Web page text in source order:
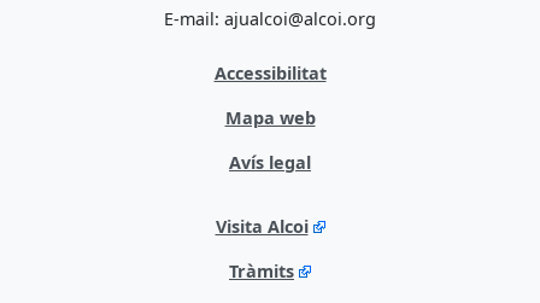
E-mail: ajualcoi@alcoi.org
Accessibilitat
Mapa web
Avís legal
Visita Alcoi
Tràmits